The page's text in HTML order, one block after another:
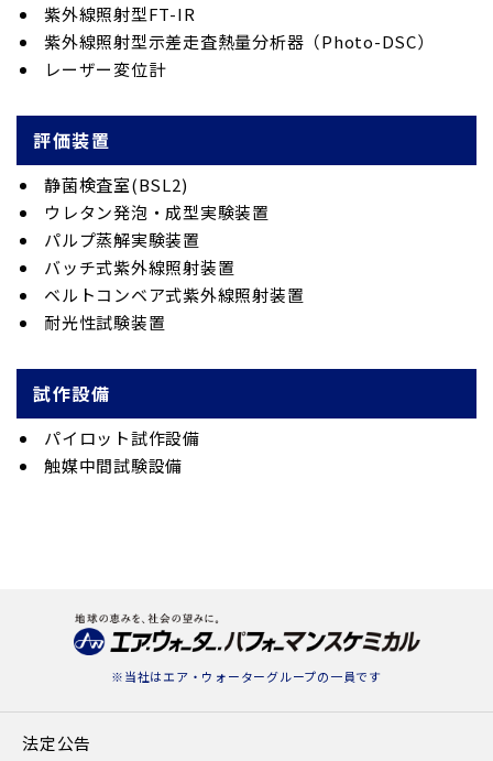
紫外線照射型FT-IR
紫外線照射型示差走査熱量分析器（Photo-DSC）
レーザー変位計
評価装置
静菌検査室(BSL2)
ウレタン発泡・成型実験装置
パルプ蒸解実験装置
バッチ式紫外線照射装置
ベルトコンベア式紫外線照射装置
耐光性試験装置
試作設備
パイロット試作設備
触媒中間試験設備
※当社はエア・ウォーターグループの一員です
法定公告